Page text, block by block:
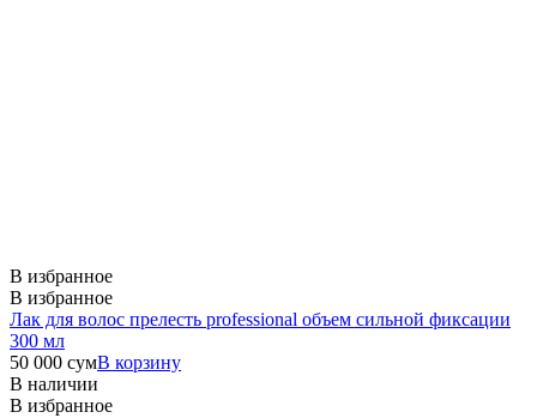
В избранное
В избранное
Лак для волос прелесть professional объем сильной фиксации
300 мл
50 000 сумВ корзину
В наличии
В избранное